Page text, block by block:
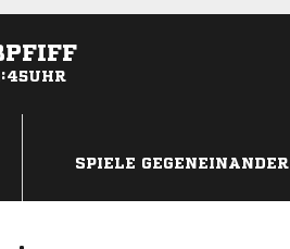
SPIELE GEGENEINANDER